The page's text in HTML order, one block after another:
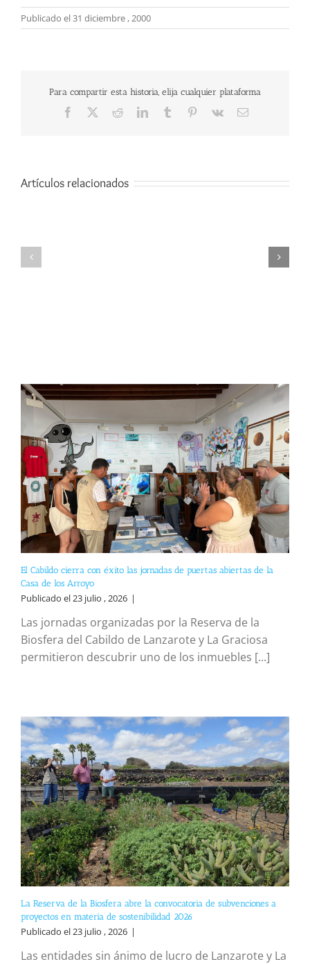
Publicado el 31 diciembre , 2000
Para compartir esta historia, elija cualquier plataforma
Facebook RedditLinkedInTumblr Pinterest
Vk
Correo
Artículos relacionados
El Cabildo cierra con éxito las jornadas de puertas abiertas de la
Casa de los Arroyo
Publicado el 23 julio , 2026 |
Las jornadas organizadas por la Reserva de la
Biosfera del Cabildo de Lanzarote y La Graciosa
permitieron descubrir uno de los inmuebles [...]
La Reserva de la Biosfera abre la convocatoria de subvenciones a
proyectos en materia de sostenibilidad 2026
Publicado el 23 julio , 2026 |
Las entidades sin ánimo de lucro de Lanzarote y La